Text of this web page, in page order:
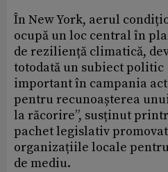
În New York, aerul
ocupă un loc central în
de reziliență climatică,
totodată un subiect politic
important în campania
pentru recunoașterea
la răcorire”, susținut
pachet legislativ
organizațiile locale
de mediu.